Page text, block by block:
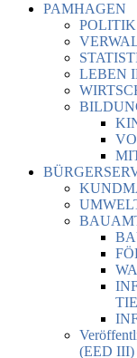
PAMHAGEN
POLITIK
LEBEN
(EED III)